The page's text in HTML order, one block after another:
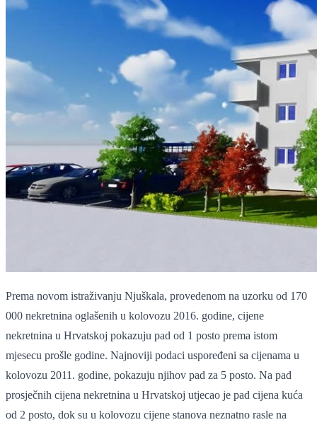
Prema novom istraživanju Njuškala, provedenom na uzorku od 170
000 nekretnina oglašenih u kolovozu 2016. godine, cijene
nekretnina u Hrvatskoj pokazuju pad od 1 posto prema istom
mjesecu prošle godine. Najnoviji podaci uspoređeni sa cijenama u
kolovozu 2011. godine, pokazuju njihov pad za 5 posto. Na pad
prosječnih cijena nekretnina u Hrvatskoj utjecao je pad cijena kuća
od 2 posto, dok su u kolovozu cijene stanova neznatno rasle na